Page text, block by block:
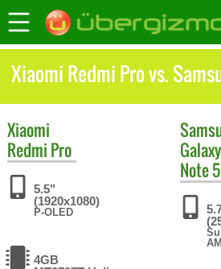
Xiaomi Redmi Pro vs.
Xiaomi
Redmi Pro
5.5"
(1920x1080)
P-OLED
4GB
Galaxy
Note 5